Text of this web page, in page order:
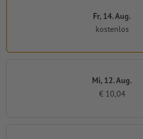
Fr, 14. Aug.
kostenlos
Mi, 12. Aug.
€ 10,04